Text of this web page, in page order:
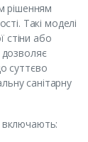
рішенням
Такі моделі
стіни або
дозволяє
суттєво
санітарну
включають: